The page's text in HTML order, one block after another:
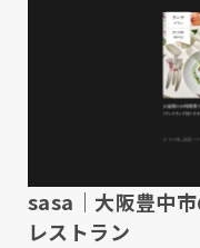
sasa｜大阪豊中
レストラン